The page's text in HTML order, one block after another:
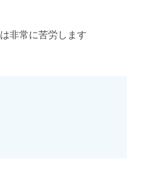
非常に苦労します